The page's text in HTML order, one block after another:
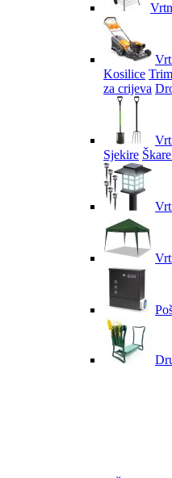
Kosilice
za crijeva
Sjekire